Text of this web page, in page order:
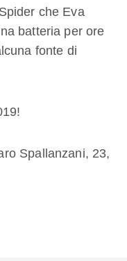
che Eva
batteria per ore
fonte di
Spallanzani, 23,